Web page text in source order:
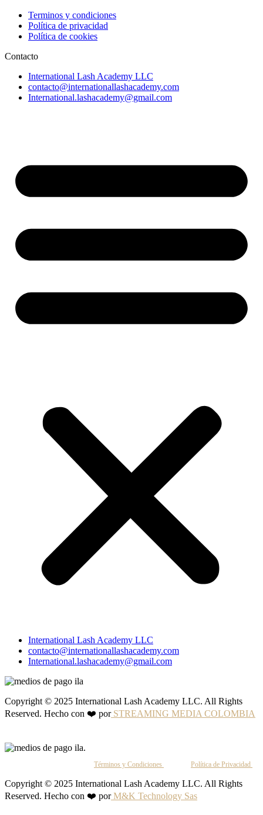
Terminos y condiciones
Política de privacidad
Política de cookies
Contacto
International Lash Academy LLC
contacto@internationallashacademy.com
International.lashacademy@gmail.com
International Lash Academy LLC
contacto@internationallashacademy.com
International.lashacademy@gmail.com
Copyright © 2025 International Lash Academy LLC. All Rights
Reserved. Hecho con ❤️ porSTREAMING MEDIA COLOMBIA
Términos y Condiciones Política de Privacidad
Copyright © 2025 International Lash Academy LLC. All Rights
Reserved. Hecho con ❤️ porM&K Technology Sas